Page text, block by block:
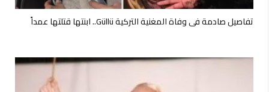
تفاصيل صادمة في وفاة المغنية التركية Güllü.. ابنتها قتلتها عمداً